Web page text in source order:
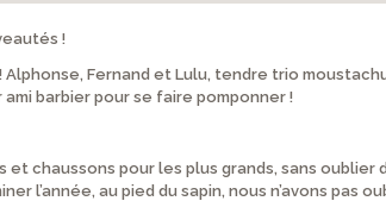
!
Fernand et Lulu, tendre trio
barbier pour se faire pomponner !
chaussons pour les plus grands, sans
l’année, au pied du sapin, nous n’avons pas